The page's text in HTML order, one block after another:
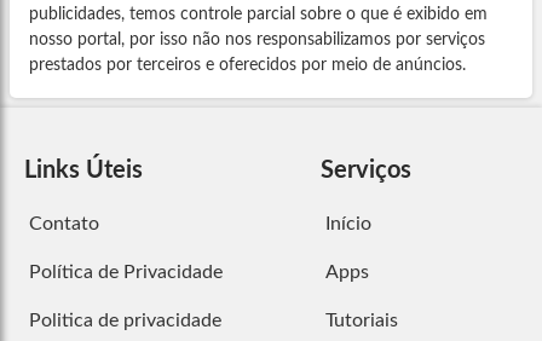
publicidades, temos controle parcial sobre o que é exibido em
nosso portal, por isso não nos responsabilizamos por serviços
prestados por terceiros e oferecidos por meio de anúncios.
Links Úteis
Contato
Política de Privacidade
Politica de privacidade
Serviços
Início
Apps
Tutoriais